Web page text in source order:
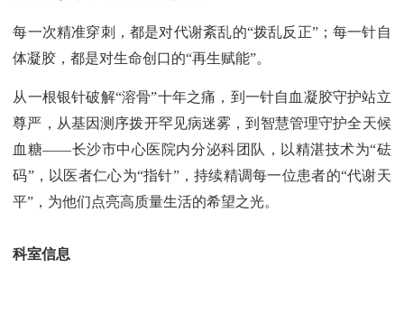
每一次精准穿刺，都是对代谢紊乱的“拨乱反正”；每一针自
体凝胶，都是对生命创口的“再生赋能”。
从一根银针破解“溶骨”十年之痛，到一针自血凝胶守护站立
尊严，从基因测序拨开罕见病迷雾，到智慧管理守护全天候
血糖——长沙市中心医院内分泌科团队，以精湛技术为“砝
码”，以医者仁心为“指针”，持续精调每一位患者的“代谢天
平”，为他们点亮高质量生活的希望之光。
科室信息